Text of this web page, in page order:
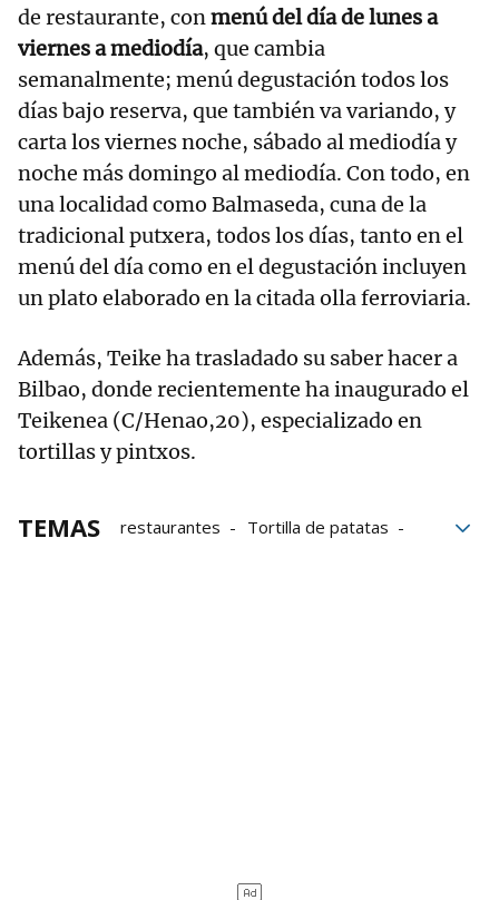
de restaurante, conmenú del día de lunes a
viernes a mediodía, que cambia
semanalmente; menú degustación todos los
días bajo reserva, que también va variando, y
carta los viernes noche, sábado al mediodía y
noche más domingo al mediodía. Con todo, en
una localidad como Balmaseda, cuna de la
tradicional putxera, todos los días, tanto en el
menú del día como en el degustación incluyen
un plato elaborado en la citada olla ferroviaria.
Además, Teike ha trasladado su saber hacer a
Bilbao, donde recientemente ha inaugurado el
Teikenea (C/Henao,20), especializado en
tortillas y pintxos.
TEMAS restaurantes
Tortilla de patatas